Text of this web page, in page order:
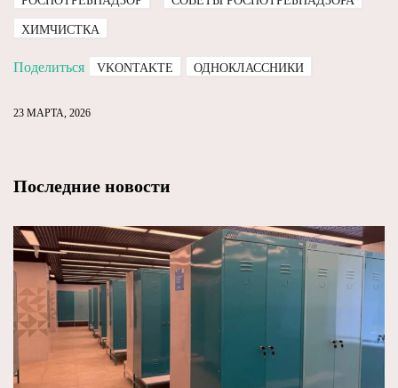
ХИМЧИСТКА
Поделиться VKONTAKTE ОДНОКЛАССНИКИ
23 МАРТА, 2026
Последние новости